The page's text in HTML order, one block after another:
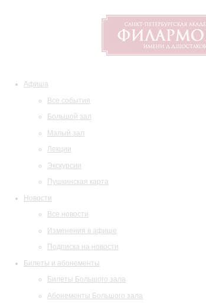
Афиша
Все события
Большой зал
Малый зал
Лекции
Экскурсии
Пушкинская карта
Новости
Все новости
Изменения в афише
Подписка на новости
Билеты и абонементы
Билеты Большого зала
Абонементы Большого зала